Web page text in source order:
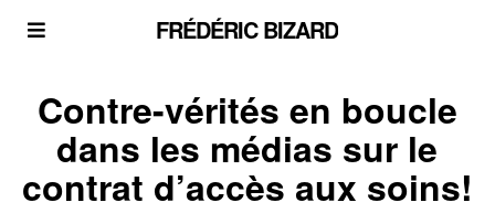
FRÉDÉRIC BIZARD
Contre-vérités en boucle
dans les médias sur le
contrat d’accès aux soins!